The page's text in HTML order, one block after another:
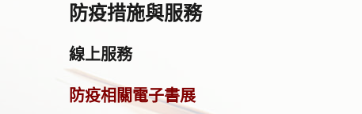
防疫措施與服務
線上服務
防疫相關電子書展